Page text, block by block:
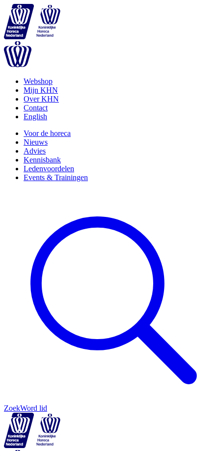
Webshop
Mijn KHN
Over KHN
Contact
English
Voor de horeca
Nieuws
Advies
Kennisbank
Ledenvoordelen
Events & Trainingen
ZoekWord lid